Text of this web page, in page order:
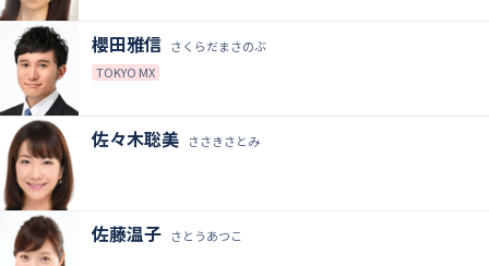
さくらだまさのぶ
櫻田雅信
TOKYO MX
ささきさとみ
佐々木聡美
さとうあつこ
佐藤温子